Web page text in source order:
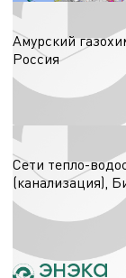
Сети (тепло-, водо-,
Амурский
Россия
Сети водоснабжения
Сети (тепло-, водо-,
Сети тепло-
(канализация),
Сети теплоснабжения